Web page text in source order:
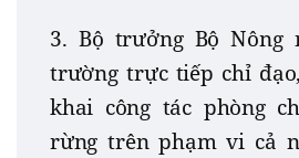
3. Bộ trưởng Bộ Nông
trường trực tiếp chỉ
khai công tác phòng
rừng trên phạm vi cả